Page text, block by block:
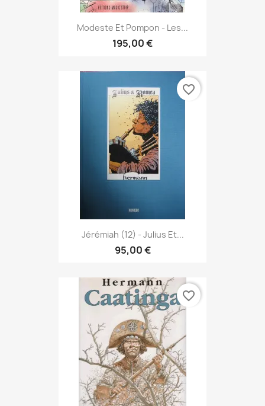
Modeste Et Pompon - Les...
195,00 €
Jérémiah (12) - Julius Et...
95,00 €
favorite_border
favorite_border